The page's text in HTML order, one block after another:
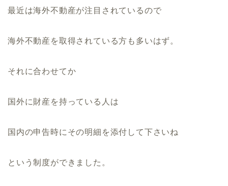
最近は海外不動産が注目されているので
海外不動産を取得されている方も多いはず。
それに合わせてか
国外に財産を持っている人は
国内の申告時にその明細を添付して下さいね
という制度ができました。